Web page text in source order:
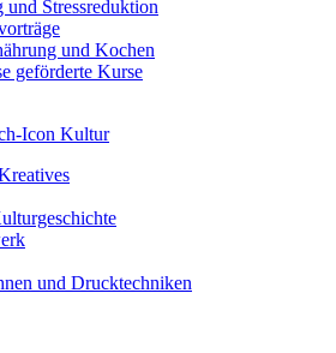
und Stressreduktion
und Kochen
geförderte Kurse
und Drucktechniken